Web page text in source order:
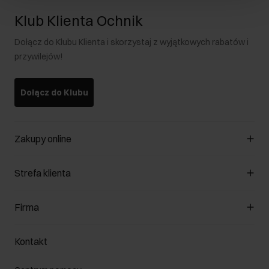
Klub Klienta Ochnik
Dołącz do Klubu Klienta i skorzystaj z wyjątkowych rabatów i
przywilejów!
Dołącz do Klubu
Zakupy online
Zarządzaj cookies
Formy płatności
Jak dokonać zwrotu?
Strefa klienta
Klub Klienta
Zwróć produkty
Firma
O nas
Salony
Kontakt